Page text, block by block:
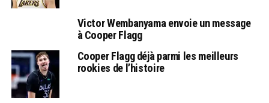
Victor Wembanyama envoie un message
à Cooper Flagg
Cooper Flagg déjà parmi les meilleurs
rookies de l’histoire